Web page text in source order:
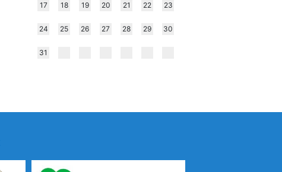
17 18 19 20 21 22 23
24 25 26 27 28 29 30
31